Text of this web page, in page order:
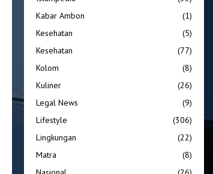
Kabar Ambon
(1)
Kesehatan
(5)
Kesehatan
(77)
Kolom
(8)
Kuliner
(26)
Legal News
(9)
Lifestyle
(306)
Lingkungan
(22)
Matra
(8)